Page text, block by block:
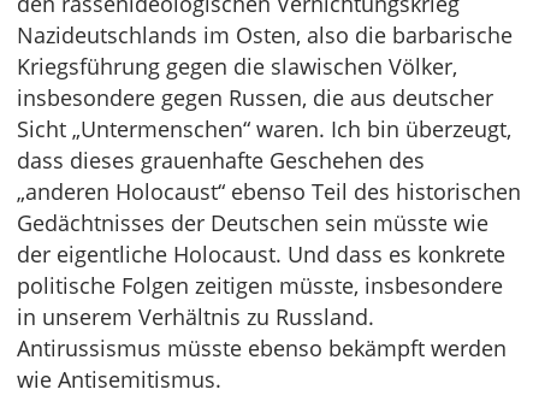
Nazideutschlands im Osten, also die barbarische
Kriegsführung gegen die slawischen Völker,
insbesondere gegen Russen, die aus deutscher
Sicht „Untermenschen“ waren. Ich bin überzeugt,
dass dieses grauenhafte Geschehen des
„anderen Holocaust“ ebenso Teil des historischen
Gedächtnisses der Deutschen sein müsste wie
der eigentliche Holocaust. Und dass es konkrete
politische Folgen zeitigen müsste, insbesondere
in unserem Verhältnis zu Russland.
Antirussismus müsste ebenso bekämpft werden
wie Antisemitismus.